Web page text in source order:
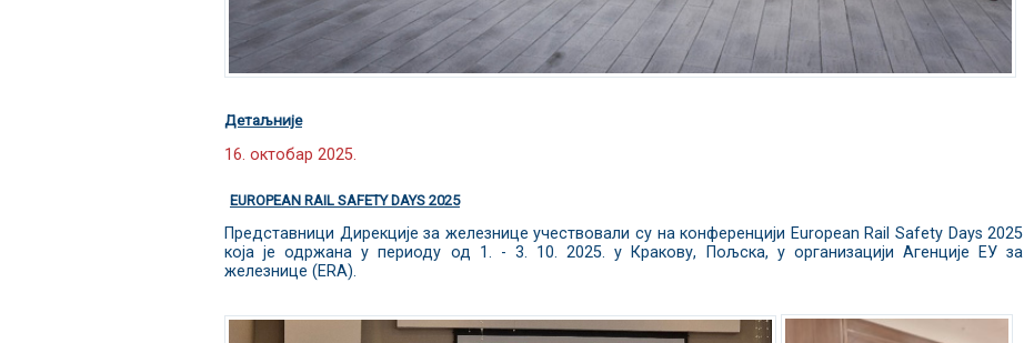
Детаљније
16. октобар 2025.
EUROPEAN RAIL SAFETY DAYS 2025
Представници Дирекције за железнице учествовали су на конференцији European Rail Safety Days 2025
која је одржана у периоду од 1. - 3. 10. 2025. у Кракову, Пољска, у организацији Агенције ЕУ за
железнице (ERA).